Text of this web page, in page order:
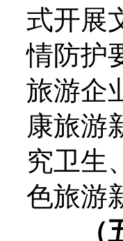
式开展
情防护
旅游企
康旅游
究卫生
色旅游